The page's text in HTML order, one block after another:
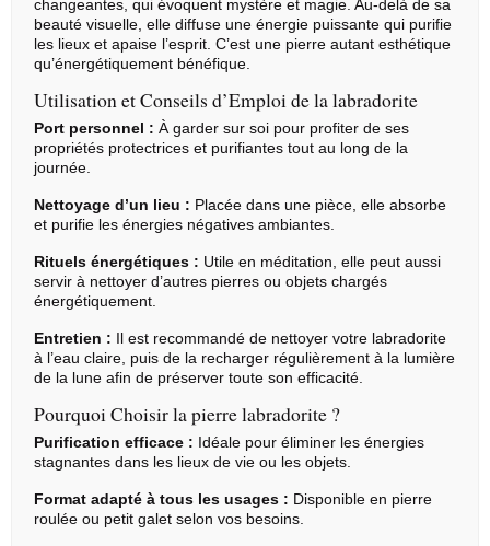
changeantes, qui évoquent mystère et magie. Au-delà de sa
beauté visuelle, elle diffuse une énergie puissante qui purifie
les lieux et apaise l’esprit. C’est une pierre autant esthétique
qu’énergétiquement bénéfique.
Utilisation et Conseils d’Emploi de la labradorite
Port personnel : À garder sur soi pour profiter de ses
propriétés protectrices et purifiantes tout au long de la
journée.
Nettoyage d’un lieu : Placée dans une pièce, elle absorbe
et purifie les énergies négatives ambiantes.
Rituels énergétiques : Utile en méditation, elle peut aussi
servir à nettoyer d’autres pierres ou objets chargés
énergétiquement.
Entretien : Il est recommandé de nettoyer votre labradorite
à l’eau claire, puis de la recharger régulièrement à la lumière
de la lune afin de préserver toute son efficacité.
Pourquoi Choisir la pierre labradorite ?
Purification efficace : Idéale pour éliminer les énergies
stagnantes dans les lieux de vie ou les objets.
Format adapté à tous les usages : Disponible en pierre
roulée ou petit galet selon vos besoins.